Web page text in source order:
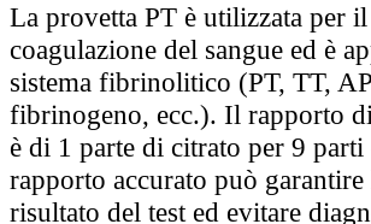
La provetta PT è utilizzata per
coagulazione del sangue ed è
sistema fibrinolitico (PT, TT,
fibrinogeno, ecc.). Il rapporto
è di 1 parte di citrato per 9
rapporto accurato può
risultato del test ed evitare